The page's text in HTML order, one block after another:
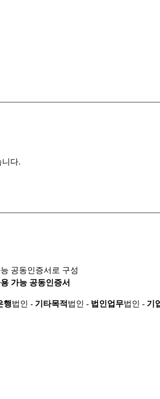
다.
공동인증서로 구성
가능 공동인증서
행법인 - 기타목적 법인 - 법인업무법인 - 기